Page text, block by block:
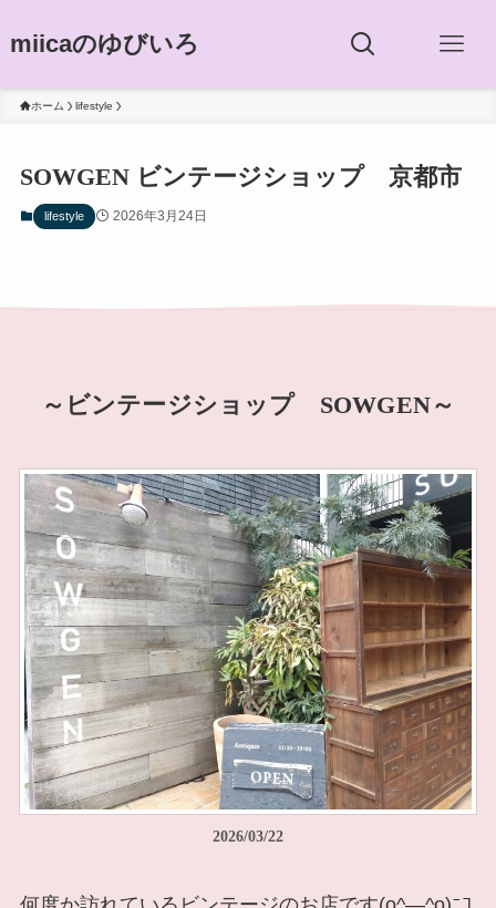
miicaのゆびいろ
ホーム lifestyle
SOWGEN ビンテージショップ 京都市
lifestyle 2026年3月24日
～ビンテージショップ SOWGEN～
2026/03/22